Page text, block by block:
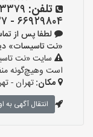
تلفن:
۶۶۹۲۹۸۰۴ - ۰۹۱۲۳۳۷۹۴۳۷
لطفا پس از
«نت تاسیسات» دیده ام
سایت «نت
است وهیچ‌گونه
مکان:تهران -
انتقال آگهی به